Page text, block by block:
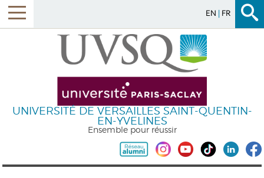
EN FR
UNIVERSITÉ DE VERSAILLES SAINT-QUENTIN-
EN-YVELINES
Ensemble pour réussir